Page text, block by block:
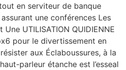
en serviteur de banque
une conférences Les
UTILISATION QUIDIENNE
pour le divertissement en
aux Éclaboussures, à la
parleur étanche est l’esseal